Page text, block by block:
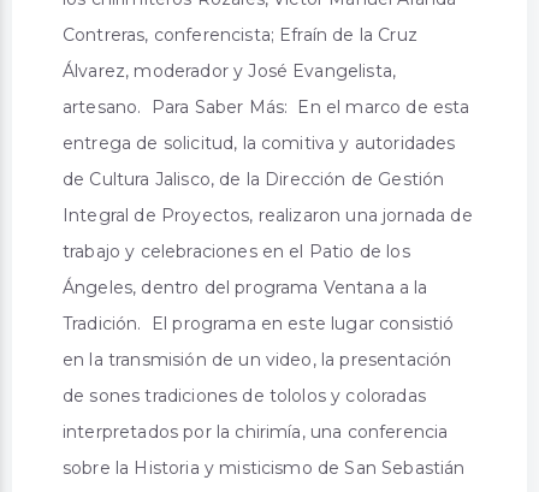
Contreras, conferencista; Efraín de la Cruz
Álvarez, moderador y José Evangelista,
artesano. Para Saber Más: En el marco de esta
entrega de solicitud, la comitiva y autoridades
de Cultura Jalisco, de la Dirección de Gestión
Integral de Proyectos, realizaron una jornada de
trabajo y celebraciones en el Patio de los
Ángeles, dentro del programa Ventana a la
Tradición. El programa en este lugar consistió
en la transmisión de un video, la presentación
de sones tradiciones de tololos y coloradas
interpretados por la chirimía, una conferencia
sobre la Historia y misticismo de San Sebastián